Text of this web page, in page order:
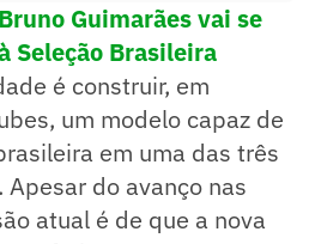
Guimarães vai se
Seleção Brasileira
é construir, em
um modelo capaz de
em uma das três
do avanço nas
atual é de que a nova